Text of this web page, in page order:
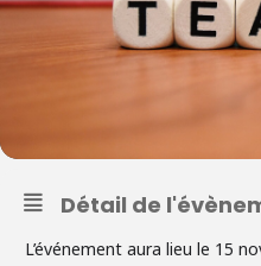
Détail de
L’événement aura lieu le 15